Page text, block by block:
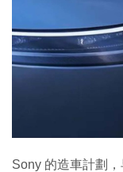
Sony 的造車計劃